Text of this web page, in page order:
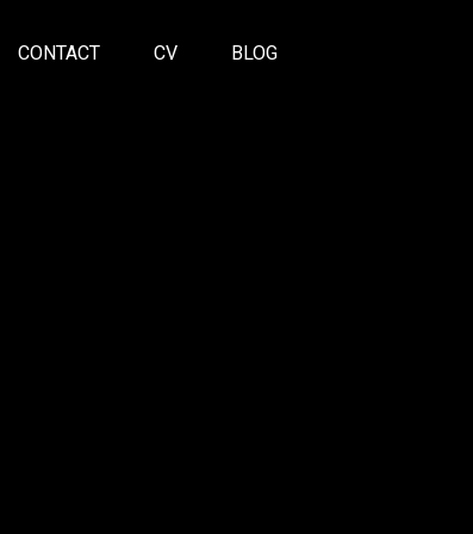
CONTACT CV BLOG